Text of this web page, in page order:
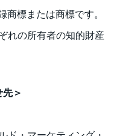
商標または商標です。
れの所有者の知的財産
先＞